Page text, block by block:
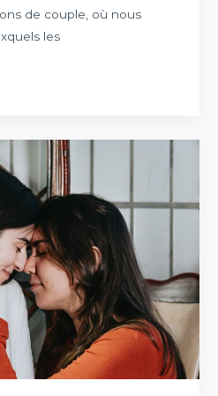
de couple, où nous
les